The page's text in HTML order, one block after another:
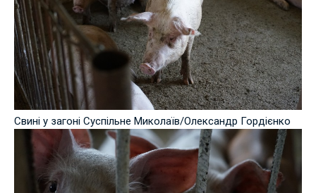
Свині у загоні Суспільне Миколаїв/Олександр Гордієнко